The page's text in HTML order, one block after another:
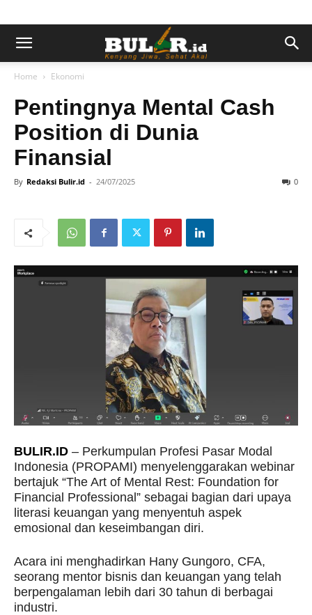
Home Ekonomi
Pentingnya Mental Cash
Position di Dunia
Finansial
By Redaksi Bulir.id - 24/07/2025 0
BULIR.ID – Perkumpulan Profesi Pasar Modal
Indonesia (PROPAMI) menyelenggarakan webinar
bertajuk “The Art of Mental Rest: Foundation for
Financial Professional” sebagai bagian dari upaya
literasi keuangan yang menyentuh aspek
emosional dan keseimbangan diri.
Acara ini menghadirkan Hany Gungoro, CFA,
seorang mentor bisnis dan keuangan yang telah
berpengalaman lebih dari 30 tahun di berbagai
industri.